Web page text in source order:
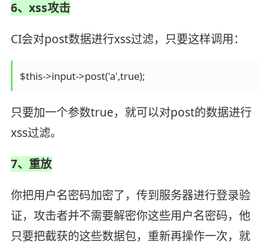
6、xss攻击
CI会对post数据进行xss过滤，只要这样调用：
$this->input->post('a',true);
只要加一个参数true，就可以对post的数据进行
xss过滤。
7、重放
你把用户名密码加密了，传到服务器进行登录验
证，攻击者并不需要解密你这些用户名密码，他
只要把截获的这些数据包，重新再操作一次，就